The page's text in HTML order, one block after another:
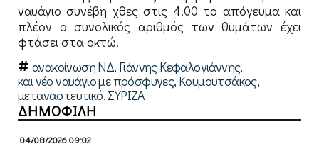
ναυάγιο συνέβη χθες στις 4.00 το απόγευμα και
πλέον ο συνολικός αριθμός των θυμάτων έχει
φτάσει στα οκτώ.
ανακοίνωση ΝΔ, Γιάννης Κεφαλογιάννης,
και νέο ναυάγιο με πρόσφυγες, Κουμουτσάκος,
μεταναστευτικό,ΣΥΡΙΖΑ
ΔΗΜΟΦΙΛΗ
04/08/2026 09:02